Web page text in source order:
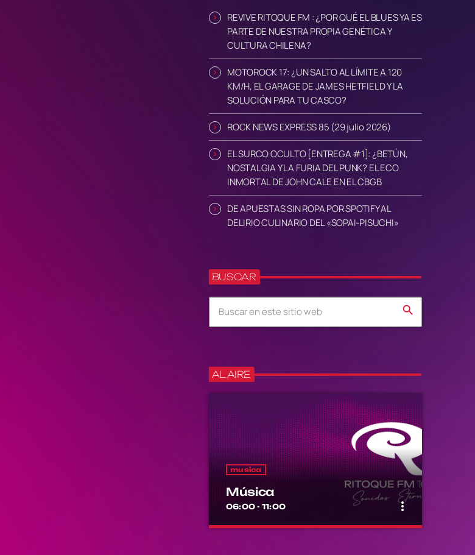
REVIVE RITOQUE FM : ¿POR QUÉ EL BLUES YA ES
PARTE DE NUESTRA PROPIA GENÉTICA Y
CULTURA CHILENA?
MOTOROCK 17: ¿UN SALTO AL LÍMITE A 120
KM/H, EL GARAGE DE JAMES HETFIELD Y LA
SOLUCIÓN PARA TU CASCO?
ROCK NEWS EXPRESS 85 (29 julio 2026)
EL SURCO OCULTO [ENTREGA #1]: ¿BETÚN,
NOSTALGIA Y LA FURIA DEL PUNK? EL ECO
INMORTAL DE JOHN CALE EN EL CBGB
DE APUESTAS SIN ROPA POR SPOTIFY AL
DELIRIO CULINARIO DEL «SOPAI-PISUCHI»
BUSCAR
search
AL AIRE
musica
Música
06:00 - 11:00 more_vert